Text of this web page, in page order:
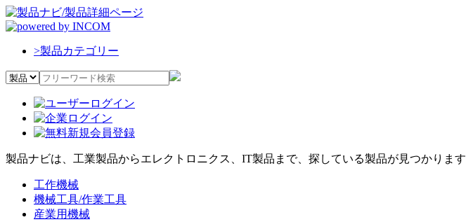
>製品カテゴリー
製品ナビは、工業製品からエレクトロニクス、IT製品まで、探している製品が見つかります
工作機械
機械工具/作業工具
産業用機械